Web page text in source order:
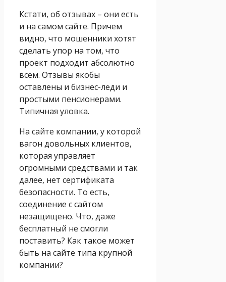
Кстати, об отзывах – они есть
и на самом сайте. Причем
видно, что мошенники хотят
сделать упор на том, что
проект подходит абсолютно
всем. Отзывы якобы
оставлены и бизнес-леди и
простыми пенсионерами.
Типичная уловка.
На сайте компании, у которой
вагон довольных клиентов,
которая управляет
огромными средствами и так
далее, нет сертификата
безопасности. То есть,
соединение с сайтом
незащищено. Что, даже
бесплатный не смогли
поставить? Как такое может
быть на сайте типа крупной
компании?